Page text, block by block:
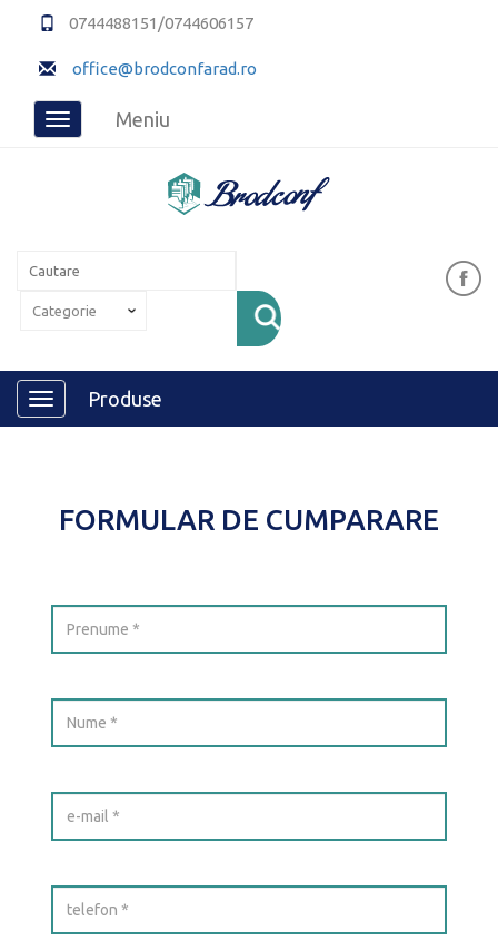
0744488151/0744606157
office@brodconfarad.ro
Toggle
Meniu
Toggle
navigation
Produse
FORMULAR DE CUMPARARE